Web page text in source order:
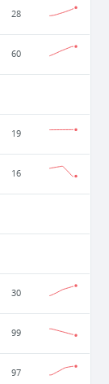
28
60
19
16
30
99
97